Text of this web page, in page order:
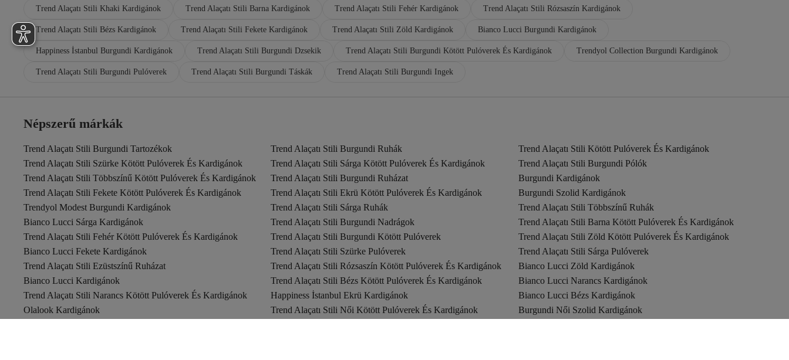
Trend Alaçatı Stili Khaki Kardigánok Trend Alaçatı Stili Barna Kardigánok Trend Alaçatı Stili Fehér Kardigánok Trend Alaçatı Stili Rózsaszín Kardigánok
Trend Alaçatı Stili Bézs Kardigánok Trend Alaçatı Stili Fekete Kardigánok Trend Alaçatı Stili Zöld Kardigánok Bianco Lucci Burgundi Kardigánok
Happiness İstanbul Burgundi Kardigánok Trend Alaçatı Stili Burgundi Dzsekik Trend Alaçatı Stili Burgundi Kötött Pulóverek És Kardigánok Trendyol Collection Burgundi Kardigánok
Trend Alaçatı Stili Burgundi Pulóverek Trend Alaçatı Stili Burgundi Táskák Trend Alaçatı Stili Burgundi Ingek
Népszerű márkák
Trend Alaçatı Stili Burgundi Tartozékok Trend Alaçatı Stili Burgundi Ruhák
Trend Alaçatı Stili Kötött Pulóverek És Kardigánok
Trend Alaçatı Stili Szürke Kötött Pulóverek És Kardigánok
Trend Alaçatı Stili Sárga Kötött Pulóverek És Kardigánok
Trend Alaçatı Stili Burgundi Pólók
Trend Alaçatı Stili Többszínű Kötött Pulóverek És Kardigánok
Trend Alaçatı Stili Burgundi Ruházat
Burgundi Kardigánok
Trend Alaçatı Stili Fekete Kötött Pulóverek És Kardigánok
Trend Alaçatı Stili Ekrü Kötött Pulóverek És Kardigánok
Burgundi Szolid Kardigánok
Trendyol Modest Burgundi Kardigánok
Trend Alaçatı Stili Sárga Ruhák
Trend Alaçatı Stili Többszínű Ruhák
Bianco Lucci Sárga Kardigánok
Trend Alaçatı Stili Burgundi Nadrágok
Trend Alaçatı Stili Barna Kötött Pulóverek És Kardigánok
Trend Alaçatı Stili Fehér Kötött Pulóverek És Kardigánok
Trend Alaçatı Stili Burgundi Kötött Pulóverek
Trend Alaçatı Stili Zöld Kötött Pulóverek És Kardigánok
Bianco Lucci Fekete Kardigánok
Trend Alaçatı Stili Szürke Pulóverek
Trend Alaçatı Stili Sárga Pulóverek
Trend Alaçatı Stili Ezüstszínű Ruházat
Trend Alaçatı Stili Rózsaszín Kötött Pulóverek És Kardigánok
Bianco Lucci Zöld Kardigánok
Bianco Lucci Kardigánok
Trend Alaçatı Stili Bézs Kötött Pulóverek És Kardigánok
Bianco Lucci Narancs Kardigánok
Trend Alaçatı Stili Narancs Kötött Pulóverek És Kardigánok
Happiness İstanbul Ekrü Kardigánok
Bianco Lucci Bézs Kardigánok
Olalook Kardigánok
Trend Alaçatı Stili Női Kötött Pulóverek És Kardigánok
Burgundi Női Szolid Kardigánok